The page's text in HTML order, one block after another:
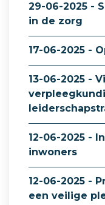
29-06-2025 -
in de zorg
17-06-2025 -
13-06-2025 -
12-06-2025 -
inwoners
12-06-2025 -
een veilige